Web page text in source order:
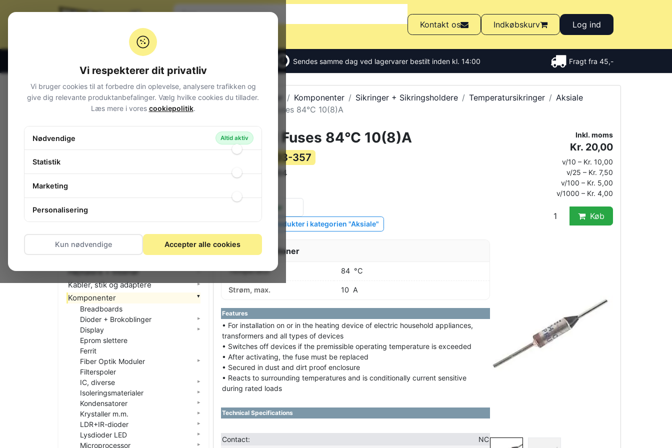
Kontakt os Indkøbskurv Log ind
Sendes samme dag ved lagervarer bestilt inden kl. 14:00 Fragt fra 45,-
Alle produkter Komponenter Sikringer + Sikringsholdere Temperatursikringer
Aksiale
Thermal Fuses 84°C 10(8)A
Thermal Fuses 84°C 10(8)A
103-357
Varekode: G4A084
på lager
Vis lignende produkter i kategorien "Aksiale"
Specifikationer
Temperatur 84 °C
Strøm, max. 10 A
Features
• For installation on or in the heating device of electric household appliances,
transformers and all types of devices
• Switches off devices if the premissible operating temperature is exceeded
• After activating, the fuse must be replaced
• Secured in dust and dirt proof enclosure
• Reacts to surrounding temperatures and is conditionally current sensitive
during rated loads
Technical Specifications
Contact:
NC
Inkl. moms
Kr. 20,00
v/10 – Kr. 10,00
v/25 – Kr. 7,50
v/100 – Kr. 5,00
v/1000 – Kr. 4,00
Køb
Varegrupper
Audio
Computerudstyr
El-materiel (installation)
Foto
Højttalere + tilbehør
Kabler, stik og adaptere
Komponenter
Breadboards
Dioder + Brokoblinger
Display
Eprom slettere
Ferrit
Fiber Optik Moduler
Filterspoler
IC, diverse
Isoleringsmaterialer
Kondensatorer
Krystaller m.m.
LDR+IR-dioder
Lysdioder LED
Microprocessor
Vi respekterer dit privatliv
Vi bruger cookies til at forbedre din oplevelse, analysere trafikken og
give dig relevante produktanbefalinger. Vælg hvilke cookies du tillader.
Læs mere i vores cookiepolitik.
Nødvendige Altid aktiv
Statistik
Marketing
Personalisering
Kun nødvendige Accepter alle cookies